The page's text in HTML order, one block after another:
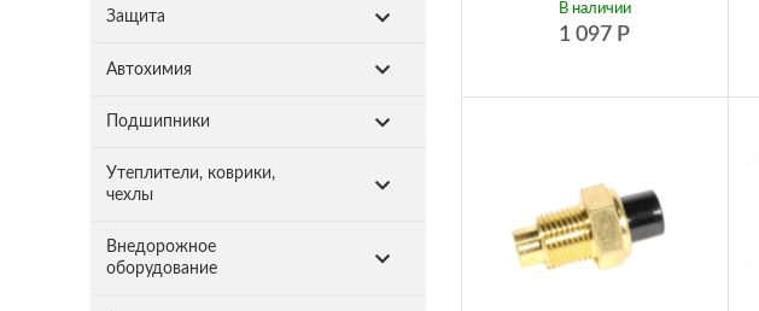
Защита
Автохимия
Подшипники
Утеплители, коврики,
чехлы
Внедорожное
оборудование
1 097 Р
В наличии